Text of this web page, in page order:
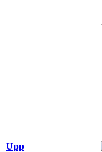
Upp